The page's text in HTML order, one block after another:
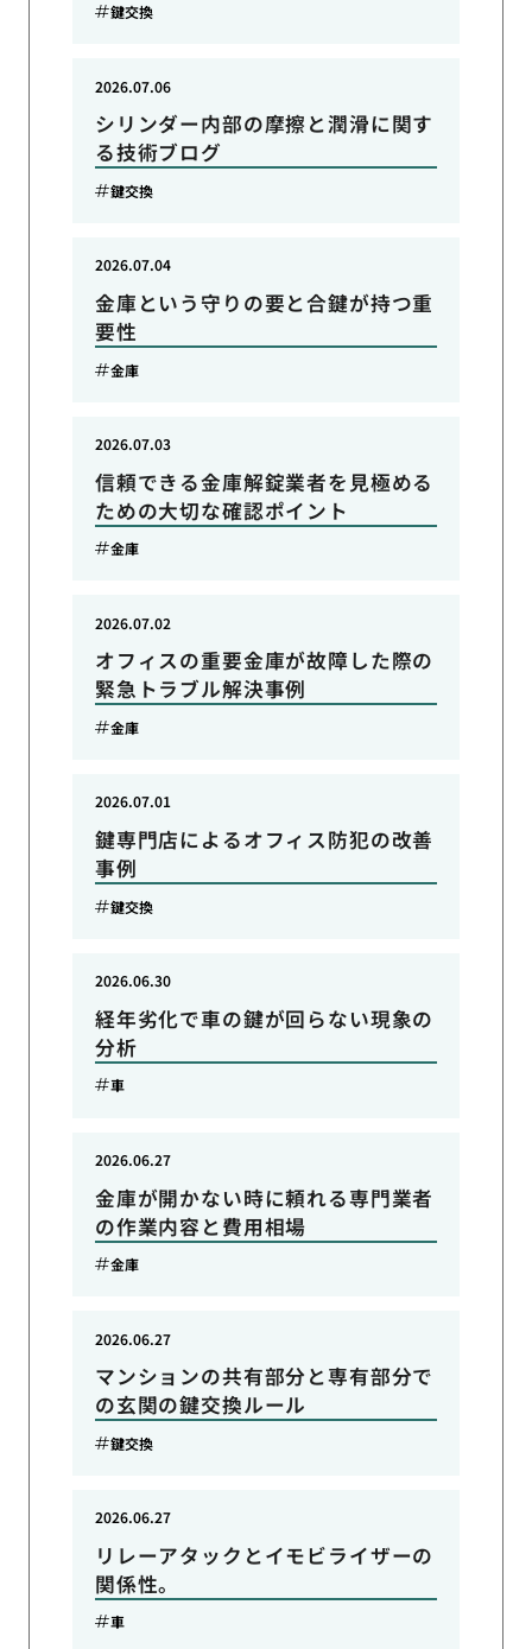
鍵交換
シリンダー内部の摩擦と潤滑に関す
る技術ブログ
2026.07.06
鍵交換
金庫という守りの要と合鍵が持つ重
要性
2026.07.04
金庫
信頼できる金庫解錠業者を見極める
ための大切な確認ポイント
2026.07.03
金庫
オフィスの重要金庫が故障した際の
緊急トラブル解決事例
2026.07.02
金庫
鍵専門店によるオフィス防犯の改善
事例
2026.07.01
鍵交換
経年劣化で車の鍵が回らない現象の
分析
2026.06.30
車
金庫が開かない時に頼れる専門業者
の作業内容と費用相場
2026.06.27
金庫
マンションの共有部分と専有部分で
の玄関の鍵交換ルール
2026.06.27
鍵交換
リレーアタックとイモビライザーの
関係性。
2026.06.27
車